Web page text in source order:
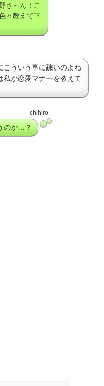
さ～ん！こ
々教えて下
こういう事に疎いのよね
私が恋愛マナーを教えて
chihiro
のか…？